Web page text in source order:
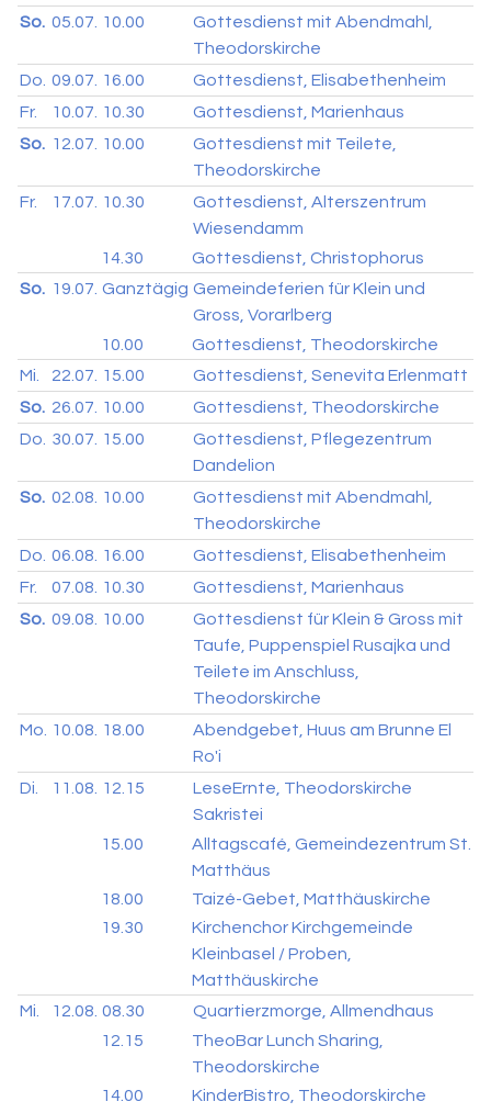
So. 05.07. 10.00
Gottesdienst mit Abendmahl,
Theodorskirche
Do. 09.07. 16.00
Gottesdienst, Elisabethenheim
Fr.
10.07. 10.30
Gottesdienst, Marienhaus
So. 12.07. 10.00
Gottesdienst mit Teilete,
Theodorskirche
Fr.
17.07. 10.30
Gottesdienst, Alterszentrum
Wiesendamm
14.30
Gottesdienst, Christophorus
So. 19.07. Ganztägig Gemeindeferien für Klein und
Gross, Vorarlberg
10.00
Gottesdienst, Theodorskirche
Mi.
22.07. 15.00
Gottesdienst, Senevita Erlenmatt
So. 26.07. 10.00
Gottesdienst, Theodorskirche
Do.
30.07. 15.00
Gottesdienst, Pflegezentrum
Dandelion
So. 02.08. 10.00
Gottesdienst mit Abendmahl,
Theodorskirche
Do. 06.08. 16.00
Gottesdienst, Elisabethenheim
Fr.
07.08. 10.30
Gottesdienst, Marienhaus
So. 09.08. 10.00
Gottesdienst für Klein & Gross mit
Taufe, Puppenspiel Rusajka und
Teilete im Anschluss,
Theodorskirche
Mo.
10.08. 18.00
Abendgebet, Huus am Brunne El
Ro'i
Di.
11.08. 12.15
LeseErnte, Theodorskirche
Sakristei
15.00
Alltagscafé, Gemeindezentrum St.
Matthäus
18.00
Taizé-Gebet, Matthäuskirche
19.30
Kirchenchor Kirchgemeinde
Kleinbasel / Proben,
Matthäuskirche
Mi.
12.08. 08.30
Quartierzmorge, Allmendhaus
12.15
TheoBar Lunch Sharing,
Theodorskirche
14.00
KinderBistro, Theodorskirche